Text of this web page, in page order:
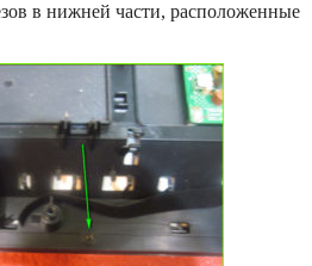
в нижней части, расположенные